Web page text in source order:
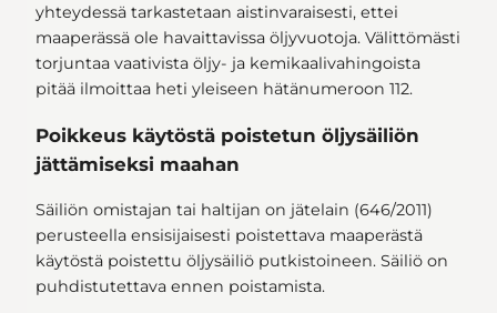
yhteydessä tarkastetaan aistinvaraisesti, ettei
maaperässä ole havaittavissa öljyvuotoja. Välittömästi
torjuntaa vaativista öljy- ja kemikaalivahingoista
pitää ilmoittaa heti yleiseen hätänumeroon 112.
Poikkeus käytöstä poistetun öljysäiliön
jättämiseksi maahan
Säiliön omistajan tai haltijan on jätelain (646/2011)
perusteella ensisijaisesti poistettava maaperästä
käytöstä poistettu öljysäiliö putkistoineen. Säiliö on
puhdistutettava ennen poistamista.